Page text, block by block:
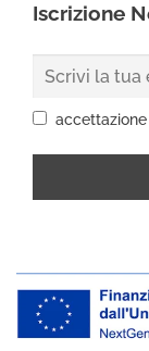
Iscrizione